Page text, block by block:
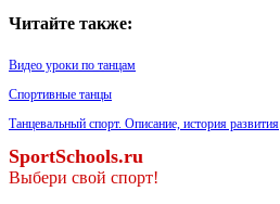
Читайте также:
Видео уроки по танцам
Спортивные танцы
Танцевальный спорт. Описание, история развития
SportSchools.ru
Выбери свой спорт!